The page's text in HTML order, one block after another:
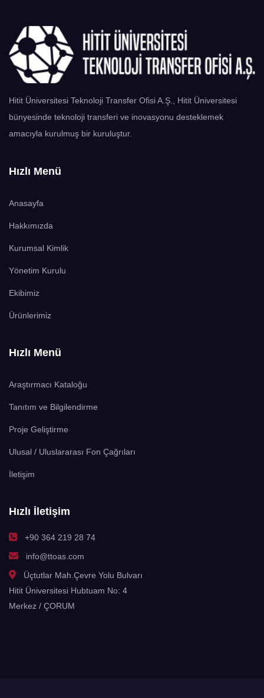
Hitit Üniversitesi Teknoloji Transfer Ofisi A.Ş., Hitit Üniversitesi
bünyesinde teknoloji transferi ve inovasyonu desteklemek
amacıyla kurulmuş bir kuruluştur.
Hızlı Menü
Anasayfa
Hakkımızda
Kurumsal Kimlik
Yönetim Kurulu
Ekibimiz
Ürünlerimiz
Hızlı Menü
Araştırmacı Kataloğu
Tanıtım ve Bilgilendirme
Proje Geliştirme
Ulusal / Uluslararası Fon Çağrıları
İletişim
Hızlı İletişim
+90 364 219 28 74
info@ttoas.com
Üçtutlar Mah.Çevre Yolu Bulvarı
Hitit Üniversitesi Hubtuam No: 4
Merkez / ÇORUM